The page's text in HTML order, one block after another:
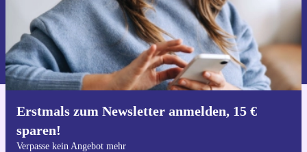
Erstmals zum Newsletter anmelden, 15 €
sparen!
Verpasse kein Angebot mehr
Gutschein anfordern
Informationen über die Verwendung personenbezogener Daten findest
du in unserer
Datenschutzerklärung.
Hol dir die refurbed-App